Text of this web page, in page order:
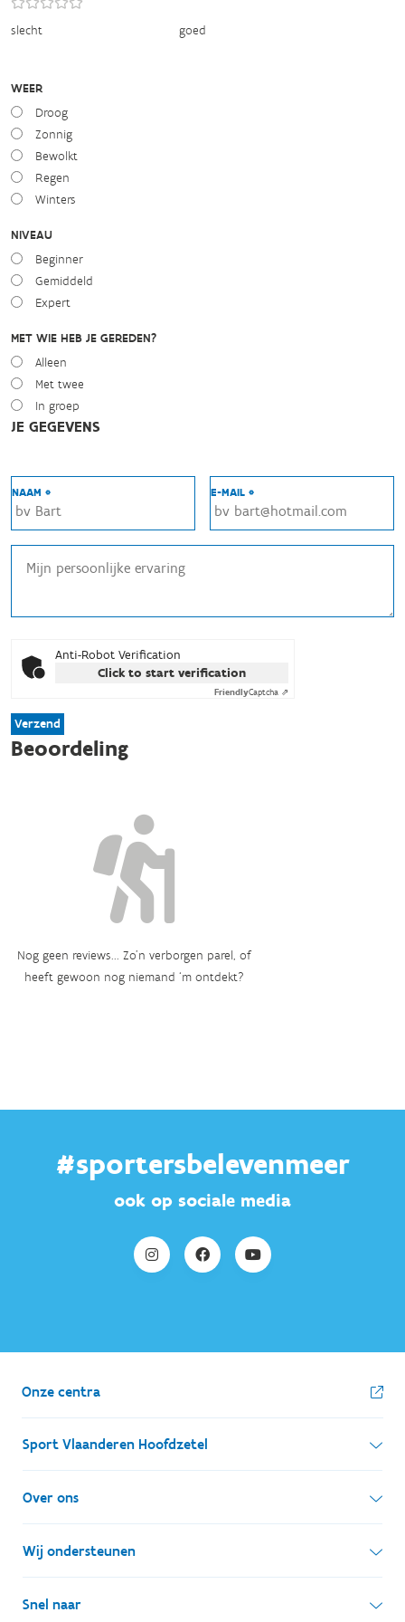
slecht goed
WEER
Droog
Zonnig
Bewolkt
Regen
Winters
NIVEAU
Beginner
Gemiddeld
Expert
MET WIE HEB JE GEREDEN?
Alleen
Met twee
In groep
JE GEGEVENS
NAAM * E-MAIL *
Anti-Robot Verification
Click to start verification
FriendlyCaptcha ⇗
Verzend
Beoordeling
Nog geen reviews... Zo’n verborgen parel, of
heeft gewoon nog niemand ‘m ontdekt?
#sportersbelevenmeer
ook op sociale media
Onze centra
Sport Vlaanderen Hoofdzetel
Simon Bolivarlaan 17
1000 Brussel
Ondernemingsnummer: BE 0248.142.826
Over ons
Wie zijn we, wat doen we
Onze centra
Wij ondersteunen
Lokale besturen
Snel naar